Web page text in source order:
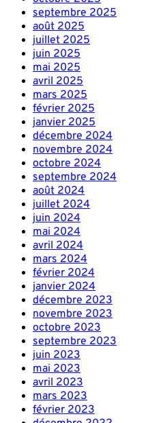
septembre 2025
août 2025
juillet 2025
juin 2025
mai 2025
avril 2025
mars 2025
février 2025
janvier 2025
décembre 2024
novembre 2024
octobre 2024
septembre 2024
août 2024
juillet 2024
juin 2024
mai 2024
avril 2024
mars 2024
février 2024
janvier 2024
décembre 2023
novembre 2023
octobre 2023
septembre 2023
juin 2023
mai 2023
avril 2023
mars 2023
février 2023